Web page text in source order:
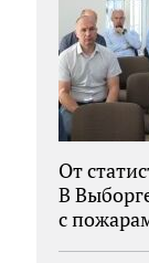
От
В
с